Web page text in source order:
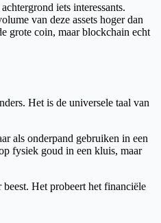
iets interessants.
van deze assets hoger dan
grote coin, maar blockchain echt
Het is de universele taal van
als onderpand gebruiken in een
fysiek goud in een kluis, maar
Het probeert het financiële